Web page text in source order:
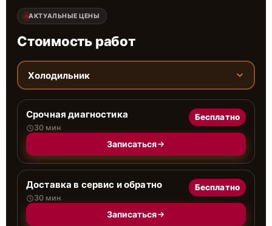
АКТУАЛЬНЫЕ ЦЕНЫ
Стоимость работ
Холодильник
Срочная диагностика
30 мин
Бесплатно
Записаться
Доставка в сервис и обратно
30 мин
Бесплатно
Записаться